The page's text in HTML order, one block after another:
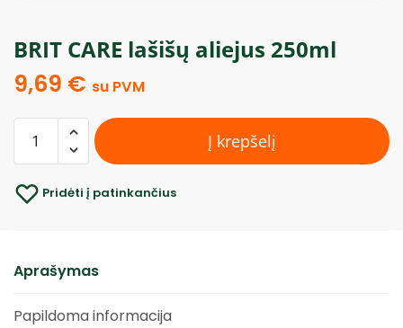
BRIT CARE lašišų aliejus 250ml
9,69 € su PVM
Į krepšelį
Pridėti į patinkančius
Aprašymas
Papildoma informacija